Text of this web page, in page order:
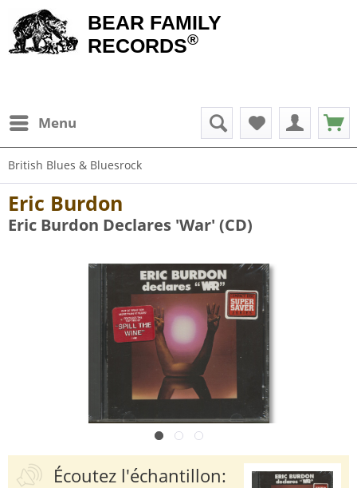
BEAR FAMILY
RECORDS®
Menu
British Blues & Bluesrock
Eric Burdon
Eric Burdon Declares 'War' (CD)
Écoutez l'échantillon: